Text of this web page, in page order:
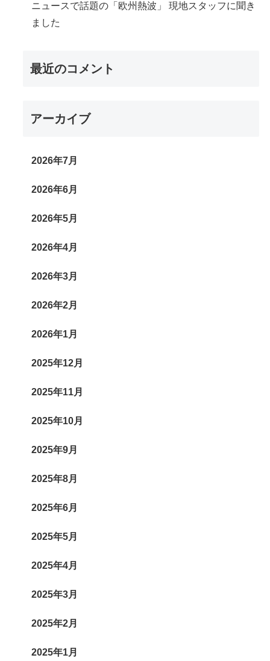
ニュースで話題の「欧州熱波」 現地スタッフに聞き
ました
最近のコメント
アーカイブ
2026年7月
2026年6月
2026年5月
2026年4月
2026年3月
2026年2月
2026年1月
2025年12月
2025年11月
2025年10月
2025年9月
2025年8月
2025年6月
2025年5月
2025年4月
2025年3月
2025年2月
2025年1月